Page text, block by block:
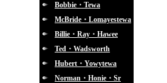
Bobbie・Tewa
McBride・Lomayestewa
Billie・Ray・Hawee
Ted・Wadsworth
Hubert・Yowytewa
Norman・Honie・Sr